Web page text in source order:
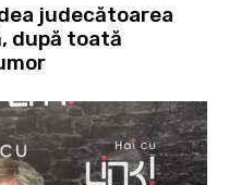
judecătoarea
după toată